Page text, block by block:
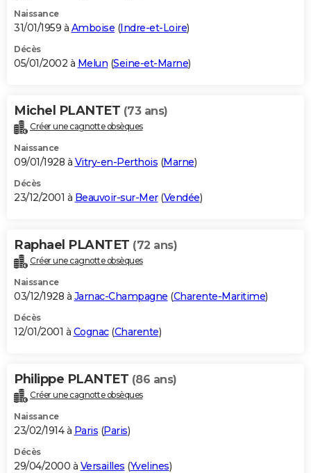
Naissance
31/01/1959 à Amboise (Indre-et-Loire)
Décès
05/01/2002 à Melun (Seine-et-Marne)
Michel PLANTET (73 ans)
Créer une cagnotte obsèques
Naissance
09/01/1928 à Vitry-en-Perthois (Marne)
Décès
23/12/2001 à Beauvoir-sur-Mer(Vendée)
Raphael PLANTET (72 ans)
Créer une cagnotte obsèques
Naissance
03/12/1928 à Jarnac-Champagne (Charente-Maritime)
Décès
12/01/2001 à Cognac(Charente)
Philippe PLANTET (86 ans)
Créer une cagnotte obsèques
Naissance
23/02/1914 à Paris (Paris)
Décès
29/04/2000 à Versailles (Yvelines)